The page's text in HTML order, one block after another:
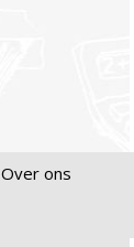
Over ons